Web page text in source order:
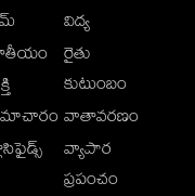
విద్య
రైతు
కుటుంబం
వాతావరణం
వ్యాపార
ప్రపంచం